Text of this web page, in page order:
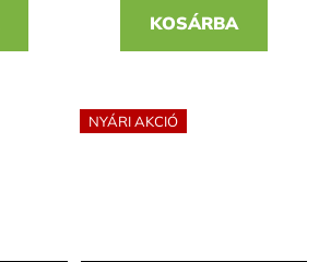
KOSÁRBA
NYÁRI AKCIÓ